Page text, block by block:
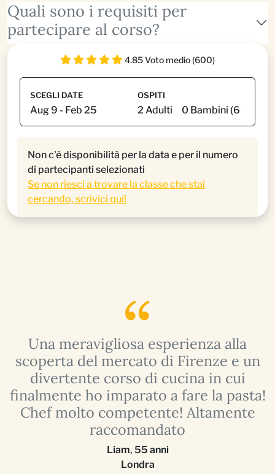
Quali sono i requisiti per
partecipare al corso?
4.85 Voto medio (600)
SCEGLI DATE OSPITI
Non c'è disponibilità per la data e per il numero
di partecipanti selezionati
Se non riesci a trovare la classe che stai
cercando, scrivici qui!
Una meravigliosa esperienza alla
scoperta del mercato di Firenze e un
divertente corso di cucina in cui
finalmente ho imparato a fare la pasta!
Chef molto competente! Altamente
raccomandato
Liam, 55 anni
Londra